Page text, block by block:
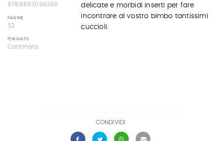
9788893096386
PAGINE
32
FORMATO
Cartonato
delicate e morbidi inserti per fare
incontrare al vostro bimbo tantissimi
cuccioli.
CONDIVIDI